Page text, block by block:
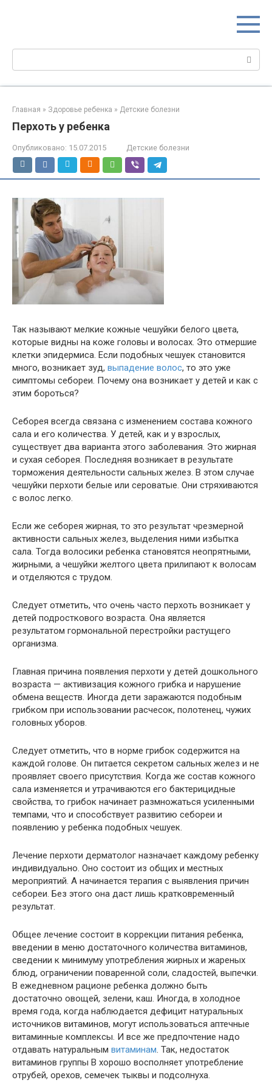
Поиск:
Главная » Здоровье ребенка » Детские болезни
Перхоть у ребенка
Опубликовано: 15.07.2015 Детские болезни
Так называют мелкие кожные чешуйки белого цвета,
которые видны на коже головы и волосах. Это отмершие
клетки эпидермиса. Если подобных чешуек становится
много, возникает зуд, выпадение волос, то это уже
симптомы себореи. Почему она возникает у детей и как с
этим бороться?
Себорея всегда связана с изменением состава кожного
сала и его количества. У детей, как и у взрослых,
существует два варианта этого заболевания. Это жирная
и сухая себорея. Последняя возникает в результате
торможения деятельности сальных желез. В этом случае
чешуйки перхоти белые или сероватые. Они стряхиваются
с волос легко.
Если же себорея жирная, то это результат чрезмерной
активности сальных желез, выделения ними избытка
сала. Тогда волосики ребенка становятся неопрятными,
жирными, а чешуйки желтого цвета прилипают к волосам
и отделяются с трудом.
Следует отметить, что очень часто перхоть возникает у
детей подросткового возраста. Она является
результатом гормональной перестройки растущего
организма.
Главная причина появления перхоти у детей дошкольного
возраста — активизация кожного грибка и нарушение
обмена веществ. Иногда дети заражаются подобным
грибком при использовании расчесок, полотенец, чужих
головных уборов.
Следует отметить, что в норме грибок содержится на
каждой голове. Он питается секретом сальных желез и не
проявляет своего присутствия. Когда же состав кожного
сала изменяется и утрачиваются его бактерицидные
свойства, то грибок начинает размножаться усиленными
темпами, что и способствует развитию себореи и
появлению у ребенка подобных чешуек.
Лечение перхоти дерматолог назначает каждому ребенку
индивидуально. Оно состоит из общих и местных
мероприятий. А начинается терапия с выявления причин
себореи. Без этого она даст лишь кратковременный
результат.
Общее лечение состоит в коррекции питания ребенка,
введении в меню достаточного количества витаминов,
сведении к минимуму употребления жирных и жареных
блюд, ограничении поваренной соли, сладостей, выпечки.
В ежедневном рационе ребенка должно быть
достаточно овощей, зелени, каш. Иногда, в холодное
время года, когда наблюдается дефицит натуральных
источников витаминов, могут использоваться аптечные
витаминные комплексы. И все же предпочтение надо
отдавать натуральным витаминам. Так, недостаток
витаминов группы В хорошо восполняет употребление
отрубей, орехов, семечек тыквы и подсолнуха.